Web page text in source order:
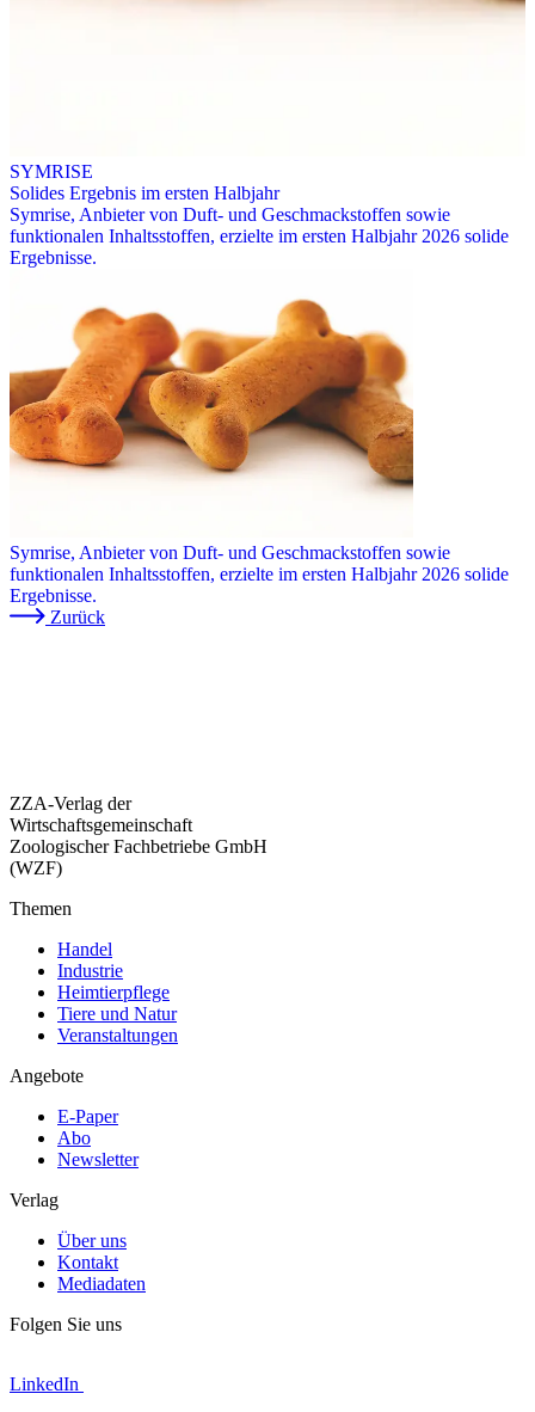
SYMRISE
Solides Ergebnis im ersten Halbjahr
Symrise, Anbieter von Duft- und Geschmackstoffen sowie
funktionalen Inhaltsstoffen, erzielte im ersten Halbjahr 2026 solide
Ergebnisse.
Symrise, Anbieter von Duft- und Geschmackstoffen sowie
funktionalen Inhaltsstoffen, erzielte im ersten Halbjahr 2026 solide
Ergebnisse.
Zurück
ZZA-Verlag der
Wirtschaftsgemeinschaft
Zoologischer Fachbetriebe GmbH
(WZF)
Themen
Handel
Industrie
Heimtierpflege
Tiere und Natur
Veranstaltungen
Angebote
E-Paper
Abo
Newsletter
Verlag
Über uns
Kontakt
Mediadaten
Folgen Sie uns
LinkedIn